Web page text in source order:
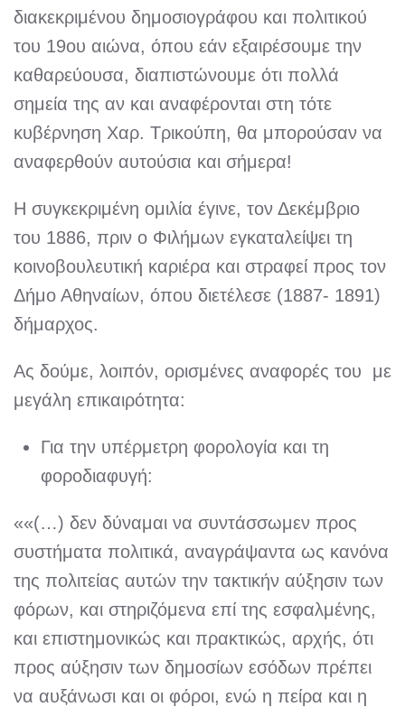
διακεκριμένου δημοσιογράφου και πολιτικού
του 19ου αιώνα, όπου εάν εξαιρέσουμε την
καθαρεύουσα, διαπιστώνουμε ότι πολλά
σημεία της αν και αναφέρονται στη τότε
κυβέρνηση Χαρ. Τρικούπη, θα μπορούσαν να
αναφερθούν αυτούσια και σήμερα!
Η συγκεκριμένη ομιλία έγινε, τον Δεκέμβριο
του 1886, πριν ο Φιλήμων εγκαταλείψει τη
κοινοβουλευτική καριέρα και στραφεί προς τον
Δήμο Αθηναίων, όπου διετέλεσε (1887- 1891)
δήμαρχος.
Ας δούμε, λοιπόν, ορισμένες αναφορές του με
μεγάλη επικαιρότητα:
Για την υπέρμετρη φορολογία και τη
φοροδιαφυγή:
««(…) δεν δύναμαι να συντάσσωμεν προς
συστήματα πολιτικά, αναγράψαντα ως κανόνα
της πολιτείας αυτών την τακτικήν αύξησιν των
φόρων, και στηριζόμενα επί της εσφαλμένης,
και επιστημονικώς και πρακτικώς, αρχής, ότι
προς αύξησιν των δημοσίων εσόδων πρέπει
να αυξάνωσι και οι φόροι, ενώ η πείρα και η